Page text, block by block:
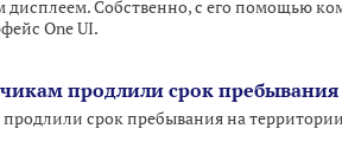
дисплеем. Собственно, с его помощью
One UI.
продлили срок
срок пребывания на